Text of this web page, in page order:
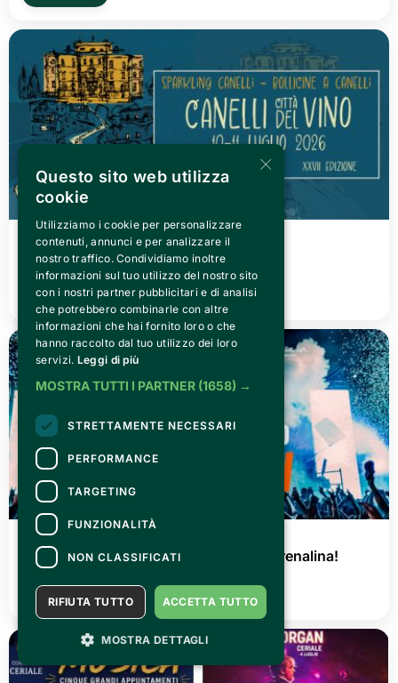
VENERDÌ 03 LUGLIO 2026
Canelli città del Vino 2026
LEGGI TUTTO
GIOVEDÌ 02 LUGLIO 2026
AGRISHOW 2026: tre giorni di pura adrenalina!
LEGGI TUTTO
×
Questo sito web utilizza
cookie
Utilizziamo i cookie per personalizzare
contenuti, annunci e per analizzare il
nostro traffico. Condividiamo inoltre
informazioni sul tuo utilizzo del nostro sito
con i nostri partner pubblicitari e di analisi
che potrebbero combinarle con altre
informazioni che hai fornito loro o che
hanno raccolto dal tuo utilizzo dei loro
servizi. Leggi di più
MOSTRA TUTTI I PARTNER (1658) →
STRETTAMENTE NECESSARI
PERFORMANCE
TARGETING
FUNZIONALITÀ
NON CLASSIFICATI
ACCETTA TUTTO
RIFIUTA TUTTO
MOSTRA DETTAGLI